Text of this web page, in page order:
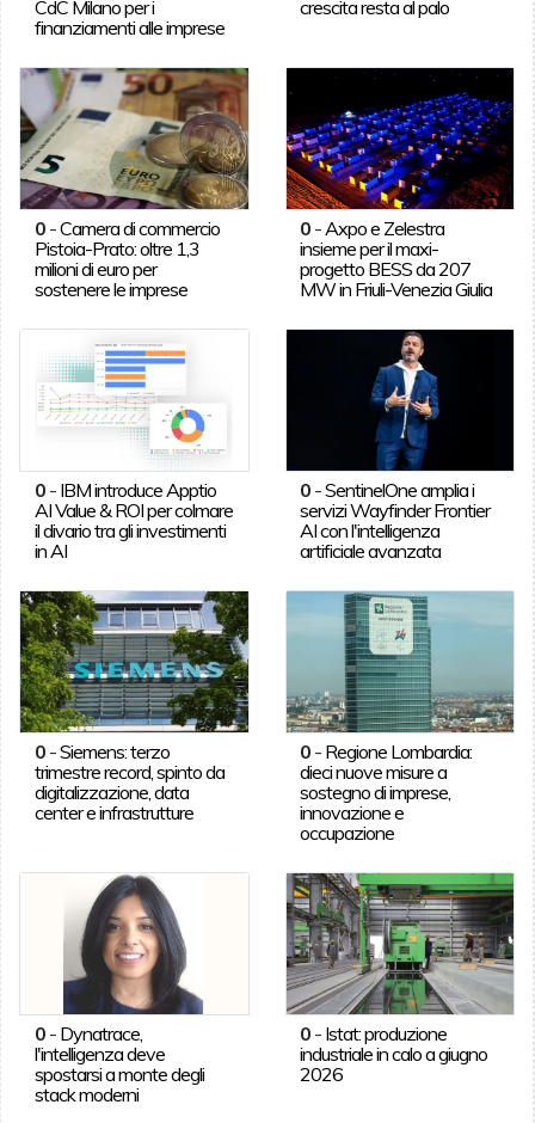
CdC Milano per i
finanziamenti alle imprese
crescita resta al palo
0-Camera di commercio
Pistoia-Prato: oltre 1,3
milioni di euro per
sostenere le imprese
0 - Axpo e Zelestra
insieme per il maxi-
progetto BESS da 207
MW in Friuli-Venezia Giulia
0- IBM introduce Apptio
AI Value & ROI per colmare
il divario tra gli investimenti
in AI
0 -SentinelOne amplia i
servizi Wayfinder Frontier
AI con l'intelligenza
artificiale avanzata
0-Siemens: terzo
trimestre record, spinto da
digitalizzazione, data
center e infrastrutture
0 - Regione Lombardia:
dieci nuove misure a
sostegno di imprese,
innovazione e
occupazione
0- Dynatrace,
l'intelligenza deve
spostarsi a monte degli
stack moderni
0 - Istat: produzione
industriale in calo a giugno
2026